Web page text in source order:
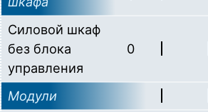
Силовой шкаф
без блока
управления
0
Модули